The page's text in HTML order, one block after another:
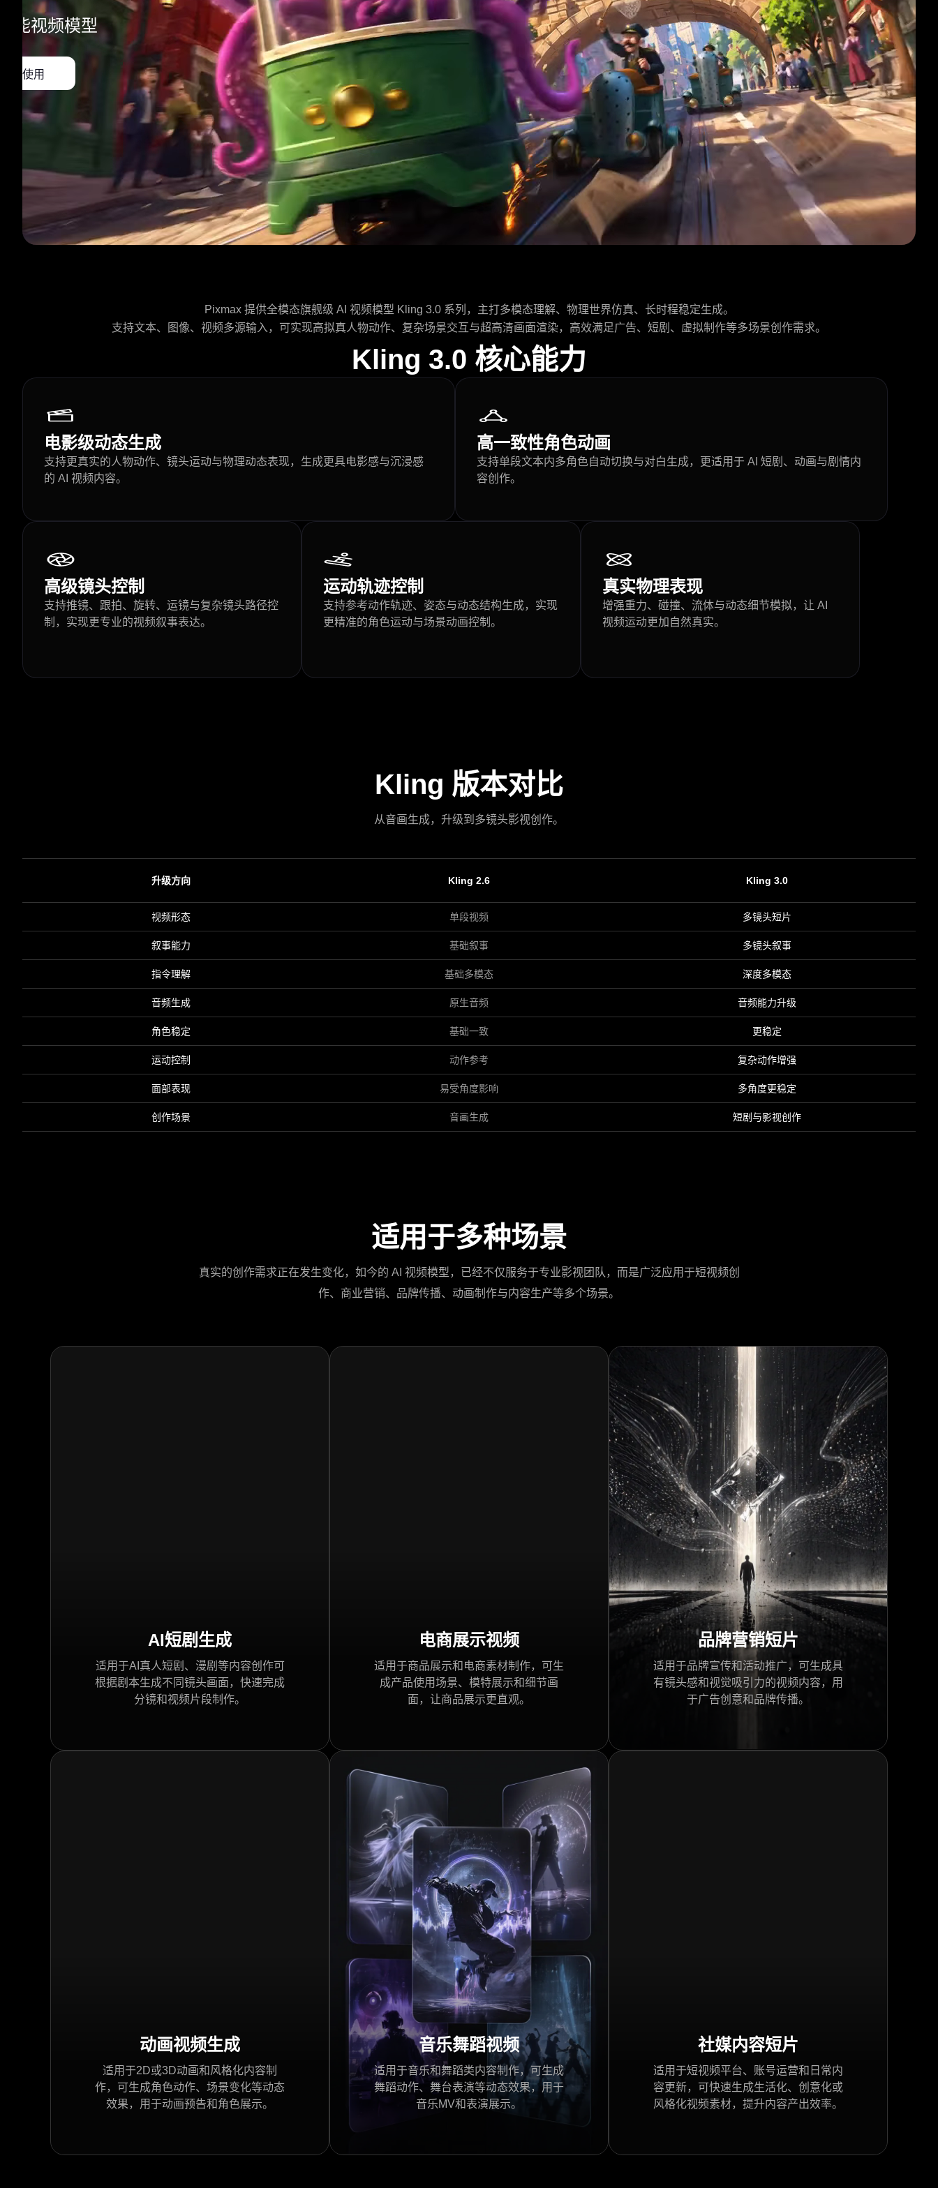
能视频模型
立即使用
Pixmax 提供全模态旗舰级 AI 视频模型 Kling 3.0 系列，主打多模态理解、物理世界仿真、长时程稳定生成。
支持文本、图像、视频多源输入，可实现高拟真人物动作、复杂场景交互与超高清画面渲染，高效满足广告、短剧、虚拟制作等多场景创作需求。
Kling 3.0 核心能力
电影级动态生成
支持更真实的人物动作、镜头运动与物理动态表现，生成更具电影感与沉浸感
的 AI 视频内容。
高一致性角色动画
支持单段文本内多角色自动切换与对白生成，更适用于 AI 短剧、动画与剧情内
容创作。
高级镜头控制
支持推镜、跟拍、旋转、运镜与复杂镜头路径控
制，实现更专业的视频叙事表达。
运动轨迹控制
支持参考动作轨迹、姿态与动态结构生成，实现
更精准的角色运动与场景动画控制。
真实物理表现
增强重力、碰撞、流体与动态细节模拟，让 AI
视频运动更加自然真实。
Kling 版本对比
从音画生成，升级到多镜头影视创作。
升级方向 Kling 2.6 Kling 3.0
视频形态 单段视频 多镜头短片
叙事能力 基础叙事 多镜头叙事
指令理解 基础多模态 深度多模态
音频生成 原生音频 音频能力升级
角色稳定 基础一致 更稳定
运动控制 动作参考 复杂动作增强
面部表现 易受角度影响 多角度更稳定
创作场景 音画生成 短剧与影视创作
适用于多种场景
真实的创作需求正在发生变化，如今的 AI 视频模型，已经不仅服务于专业影视团队，而是广泛应用于短视频创
作、商业营销、品牌传播、动画制作与内容生产等多个场景。
AI短剧生成
适用于AI真人短剧、漫剧等内容创作可
根据剧本生成不同镜头画面，快速完成
分镜和视频片段制作。
电商展示视频
适用于商品展示和电商素材制作，可生
成产品使用场景、模特展示和细节画
面，让商品展示更直观。
品牌营销短片
适用于品牌宣传和活动推广，可生成具
有镜头感和视觉吸引力的视频内容，用
于广告创意和品牌传播。
动画视频生成
适用于2D或3D动画和风格化内容制
作，可生成角色动作、场景变化等动态
效果，用于动画预告和角色展示。
音乐舞蹈视频
适用于音乐和舞蹈类内容制作，可生成
舞蹈动作、舞台表演等动态效果，用于
音乐MV和表演展示。
社媒内容短片
适用于短视频平台、账号运营和日常内
容更新，可快速生成生活化、创意化或
风格化视频素材，提升内容产出效率。